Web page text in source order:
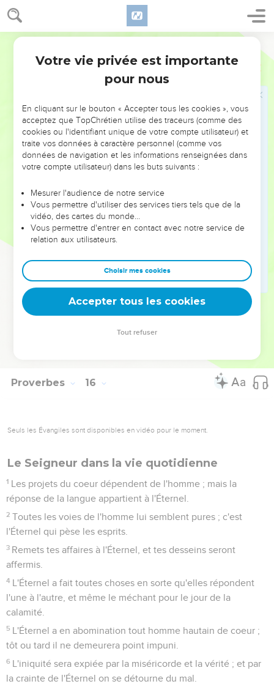
Proverbes 15
23 On a de la joie à donner une réponse de sa bouche ; et
qu'une parole dite à propos est bonne !
24
et lui fait éviter le Sépulcre qui est en bas.
L'Éternel démolit la maison des orgueilleux ; mais il
Les pensées du méchant sont en abomination à l'Éternel ;
mais les paroles pures lui sont agréables.
Celui qui est adonné au gain déshonnête, trouble sa
maison ; mais celui qui hait les présents vivra.
bouche des méchants profère des choses mauvaises.
L'Éternel s'éloigne des méchants ; mais il exauce la
requête des justes.
La lumière des yeux réjouit le coeur, et une bonne
nouvelle engraisse les os.
L'oreille qui écoute la réprimande qui donne la vie,
habitera parmi les sages.
Celui qui rejette l'instruction, méprise son âme ; mais celui
Proverbes 16
Seuls les Évangiles sont disponibles en vidéo pour le moment.
Le Seigneur dans la vie quotidienne
1 Les projets du coeur dépendent de l'homme ; mais la
réponse de la langue appartient à l'Éternel.
2 Toutes les voies de l'homme lui semblent pures ; c'est
l'Éternel qui pèse les esprits.
3 Remets tes affaires à l'Éternel, et tes desseins seront
affermis.
4 L'Éternel a fait toutes choses en sorte qu'elles répondent
l'une à l'autre, et même le méchant pour le jour de la
calamité.
5 L'Éternel a en abomination tout homme hautain de coeur ;
tôt ou tard il ne demeurera point impuni.
6 L'iniquité sera expiée par la miséricorde et la vérité ; et par
la crainte de l'Éternel on se détourne du mal.
Votre vie privée est importante
pour nous
En cliquant sur le bouton « Accepter tous les cookies », vous
acceptez que TopChrétien utilise des traceurs (comme des
cookies ou l'identifiant unique de votre compte utilisateur) et
traite vos données à caractère personnel (comme vos
données de navigation et les informations renseignées dans
votre compte utilisateur) dans les buts suivants :
Mesurer l'audience de notre service
Vous permettre d'utiliser des services tiers tels que de la
vidéo, des cartes du monde…
Vous permettre d'entrer en contact avec notre service de
relation aux utilisateurs.
Choisir mes cookies
Accepter tous les cookies
Tout refuser